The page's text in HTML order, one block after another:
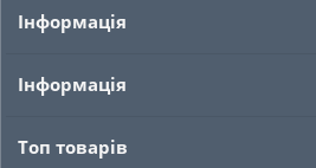
Інформація
Інформація
Топ товарів